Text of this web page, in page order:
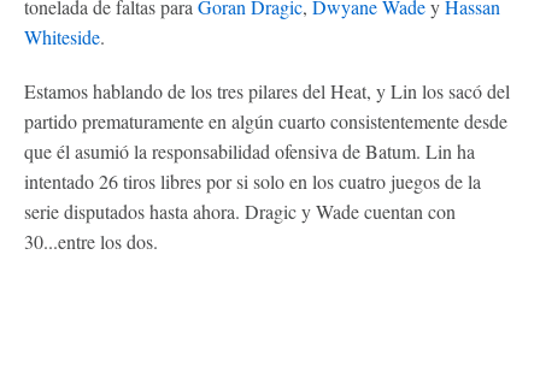
tonelada de faltas para Goran Dragic, Dwyane WadeyHassan
Whiteside.
Estamos hablando de los tres pilares del Heat, y Lin los sacó del
partido prematuramente en algún cuarto consistentemente desde
que él asumió la responsabilidad ofensiva de Batum. Lin ha
intentado 26 tiros libres por si solo en los cuatro juegos de la
serie disputados hasta ahora. Dragic y Wade cuentan con
30...entre los dos.